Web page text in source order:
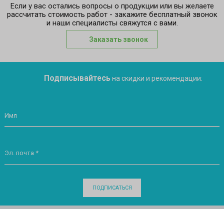
Если у вас остались вопросы о продукции или вы желаете
рассчитать стоимость работ - закажите бесплатный звонок
и наши специалисты свяжутся с вами.
Заказать звонок
Подписывайтесьна скидки и рекомендации:
Имя
Эл. почта *
ПОДПИСАТЬСЯ